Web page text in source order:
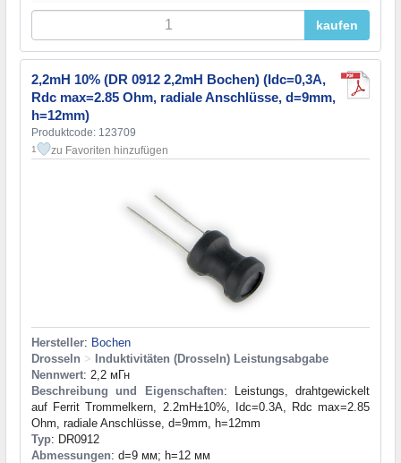
kaufen
2,2mH 10% (DR 0912 2,2mH Bochen) (Idc=0,3А,
Rdc max=2.85 Ohm, radiale Anschlüsse, d=9mm,
h=12mm)
Produktcode: 123709
1 zu Favoriten hinzufügen
Hersteller: Bochen
Drosseln > Induktivitäten (Drosseln) Leistungsabgabe
Nennwert: 2,2 мГн
Beschreibung und Eigenschaften: Leistungs, drahtgewickelt
auf Ferrit Trommelkern, 2.2mH±10%, Idc=0.3A, Rdc max=2.85
Ohm, radiale Anschlüsse, d=9mm, h=12mm
Typ: DR0912
Abmessungen: d=9 мм; h=12 мм